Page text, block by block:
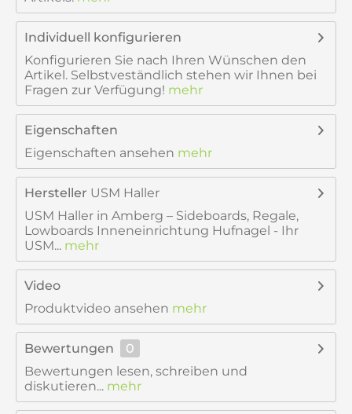
Individuell konfigurieren
Konfigurieren Sie nach Ihren Wünschen den
Artikel. Selbstveständlich stehen wir Ihnen bei
Fragen zur Verfügung! mehr
Eigenschaften
Eigenschaften ansehen mehr
Hersteller USM Haller
USM Haller in Amberg – Sideboards, Regale,
Lowboards Inneneinrichtung Hufnagel - Ihr
USM... mehr
Video
Produktvideo ansehen mehr
Bewertungen
0
Bewertungen lesen, schreiben und
diskutieren... mehr